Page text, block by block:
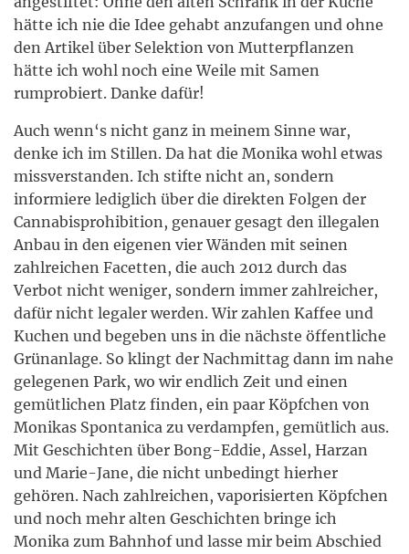
hätte ich nie die Idee gehabt anzufangen und ohne
den Artikel über Selektion von Mutterpflanzen
hätte ich wohl noch eine Weile mit Samen
rumprobiert. Danke dafür!
Auch wenn‘s nicht ganz in meinem Sinne war,
denke ich im Stillen. Da hat die Monika wohl etwas
missverstanden. Ich stifte nicht an, sondern
informiere lediglich über die direkten Folgen der
Cannabisprohibition, genauer gesagt den illegalen
Anbau in den eigenen vier Wänden mit seinen
zahlreichen Facetten, die auch 2012 durch das
Verbot nicht weniger, sondern immer zahlreicher,
dafür nicht legaler werden. Wir zahlen Kaffee und
Kuchen und begeben uns in die nächste öffentliche
Grünanlage. So klingt der Nachmittag dann im nahe
gelegenen Park, wo wir endlich Zeit und einen
gemütlichen Platz finden, ein paar Köpfchen von
Monikas Spontanica zu verdampfen, gemütlich aus.
Mit Geschichten über Bong-Eddie, Assel, Harzan
und Marie-Jane, die nicht unbedingt hierher
gehören. Nach zahlreichen, vaporisierten Köpfchen
und noch mehr alten Geschichten bringe ich
Monika zum Bahnhof und lasse mir beim Abschied